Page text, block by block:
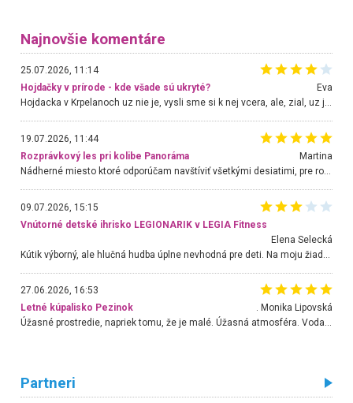
Najnovšie komentáre
25.07.2026, 11:14
Hojdačky v prírode - kde všade sú ukryté?
Eva
Hojdacka v Krpelanoch uz nie je, vysli sme si k nej vcera, ale, zial, uz je znicena. Ak sem planujete cestu len kvoli hojdacke, mozete si ju usetrit. Krasny vyhlad je tu vsak aj bez hojdacky :-)
19.07.2026, 11:44
Rozprávkový les pri kolibe Panoráma
Martina
Nádherné miesto ktoré odporúčam navštíviť všetkými desiatimi, pre rodiny s deťmi, dôchodcom... Proste a jednoducho ozaj rozprávkový les.. určite ešte prídeme. Odniesli sme si na pamiatku krásne tričká,
09.07.2026, 15:15
Vnútorné detské ihrisko LEGIONARIK v LEGIA Fitness
Elena Selecká
27.06.2026, 16:53
Letné kúpalisko Pezinok
. Monika Lipovská
Úžasné prostredie, napriek tomu, že je malé. Úžasná atmosféra. Voda fantastická a nádherná. Ľudí je pomerne veľa, ale su mili a ohľaduplní. Je veľmi zaujímavé sledovať, ako dokážu spolu športovať cudzí ľudia a bez ohľadu na vek. Vládne tu pohoda. Vnuka neviem dostať z vody. Ďakujem za krásny deň . Urcite sa sem vrátim. Jediný problém je s parkovaním, ale aj ten sa mi podarilo vyriešiť. Monika Bratislava
Partneri